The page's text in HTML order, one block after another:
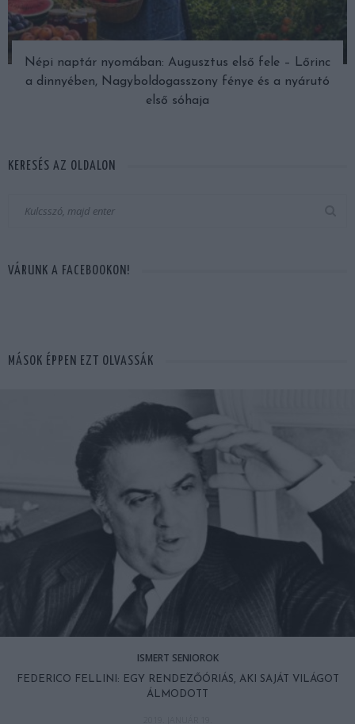
Népi naptár nyomában: Augusztus első fele – Lőrinc
a dinnyében, Nagyboldogasszony fénye és a nyárutó
első sóhaja
KERESÉS AZ OLDALON
VÁRUNK A FACEBOOKON!
MÁSOK ÉPPEN EZT OLVASSÁK
ISMERT SENIOROK
FEDERICO FELLINI: EGY RENDEZŐÓRIÁS, AKI SAJÁT VILÁGOT
ÁLMODOTT